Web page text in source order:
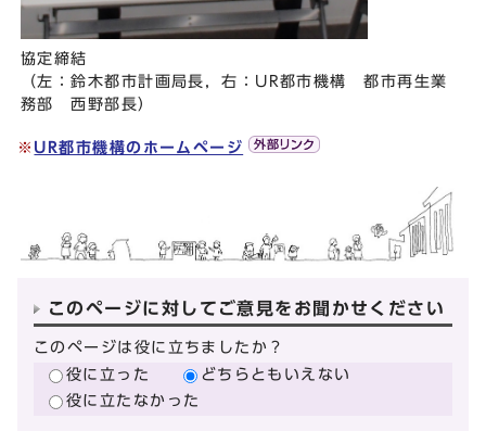
協定締結
（左：鈴木都市計画局長，右：UR都市機構 都市再生業
務部 西野部長）
※ UR都市機構のホームページ
このページに対してご意見をお聞かせください
このページは役に立ちましたか？
役に立った
どちらともいえない
役に立たなかった